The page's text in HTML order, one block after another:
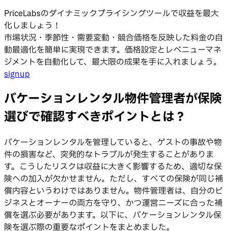
PriceLabsのダイナミックプライシングツールで収益を最大
化しましょう！
市場状況・季節性・需要変動・競合価格を反映した料金の自
動最適化を簡単に実現できます。価格設定とレベニューマネ
ジメントを自動化して、最大限の成果を手に入れましょう。
signup
バケーションレンタル物件管理者が保険
選びで確認すべきポイントとは？
バケーションレンタルを管理していると、ゲストの事故や物
件の損害など、突発的なトラブルが発生することがありま
す。こうしたリスクは収益に大きく影響するため、適切な保
険への加入が欠かせません。ただし、すべての保険が同じ補
償内容というわけではありません。物件管理者は、自分のビ
ジネスとオーナーの両方を守り、かつ運営ニーズに合った補
償を選ぶ必要があります。以下に、バケーションレンタル保
険を選ぶ際の重要なポイントをまとめました。